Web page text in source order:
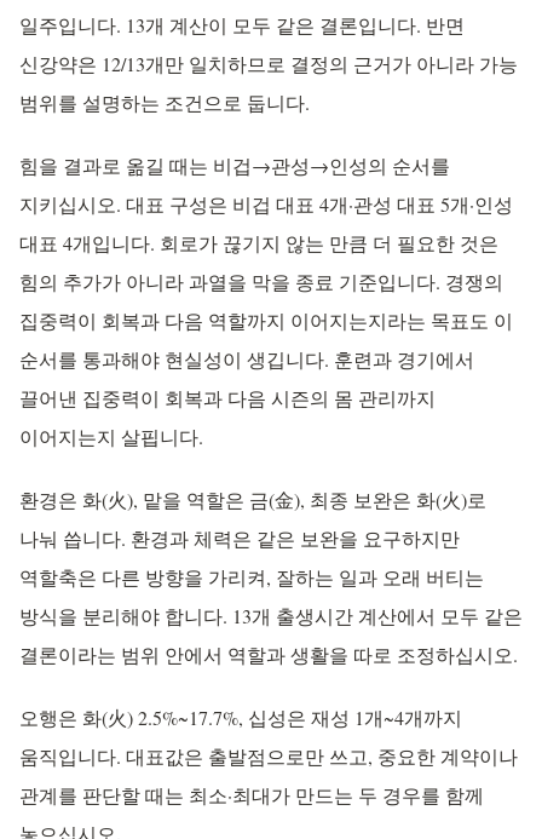
일주입니다. 13개 계산이 모두 같은 결론입니다. 반면
신강약은 12/13개만 일치하므로 결정의 근거가 아니라 가능
범위를 설명하는 조건으로 둡니다.
힘을 결과로 옮길 때는 비겁→관성→인성의 순서를
지키십시오. 대표 구성은 비겁 대표 4개·관성 대표 5개·인성
대표 4개입니다. 회로가 끊기지 않는 만큼 더 필요한 것은
힘의 추가가 아니라 과열을 막을 종료 기준입니다. 경쟁의
집중력이 회복과 다음 역할까지 이어지는지라는 목표도 이
순서를 통과해야 현실성이 생깁니다. 훈련과 경기에서
끌어낸 집중력이 회복과 다음 시즌의 몸 관리까지
이어지는지 살핍니다.
환경은 화(火), 맡을 역할은 금(金), 최종 보완은 화(火)로
나눠 씁니다. 환경과 체력은 같은 보완을 요구하지만
역할축은 다른 방향을 가리켜, 잘하는 일과 오래 버티는
방식을 분리해야 합니다. 13개 출생시간 계산에서 모두 같은
결론이라는 범위 안에서 역할과 생활을 따로 조정하십시오.
오행은 화(火) 2.5%~17.7%, 십성은 재성 1개~4개까지
움직입니다. 대표값은 출발점으로만 쓰고, 중요한 계약이나
관계를 판단할 때는 최소·최대가 만드는 두 경우를 함께
놓으십시오.